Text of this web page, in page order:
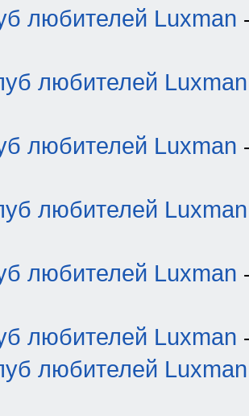
любителей Luxman
любителей Luxman
любителей Luxman
любителей Luxman
любителей Luxman
любителей Luxman
любителей Luxman